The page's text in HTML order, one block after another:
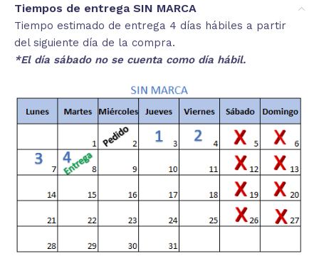
Tiempos de entrega SIN MARCA
Tiempo estimado de entrega 4 días hábiles a partir
del siguiente día de la compra.
*El día sábado no se cuenta como día hábil.